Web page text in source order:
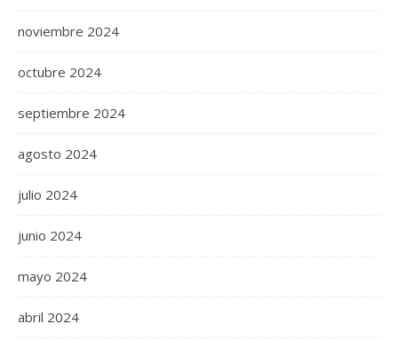
noviembre 2024
octubre 2024
septiembre 2024
agosto 2024
julio 2024
junio 2024
mayo 2024
abril 2024